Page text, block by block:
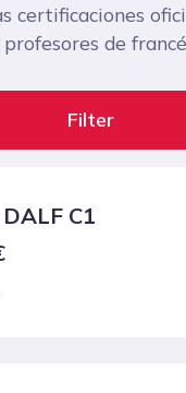
certificaciones
de
Filter
C1